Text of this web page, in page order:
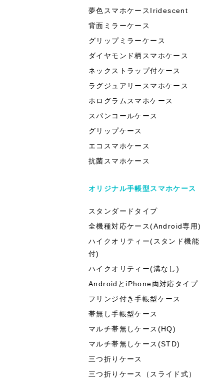
夢色スマホケースIridescent
背面ミラーケース
グリップミラーケース
ダイヤモンド柄スマホケース
ネックストラップ付ケース
ラグジュアリースマホケース
ホログラムスマホケース
スパンコールケース
グリップケース
エコスマホケース
抗菌スマホケース
オリジナル手帳型スマホケース
スタンダードタイプ
全機種対応ケース(Android専用)
ハイクオリティー(スタンド機能
付)
ハイクオリティー(溝なし)
AndroidとiPhone両対応タイプ
フリンジ付き手帳型ケース
帯無し手帳型ケース
マルチ帯無しケース(HQ)
マルチ帯無しケース(STD)
三つ折りケース
三つ折りケース（スライド式）